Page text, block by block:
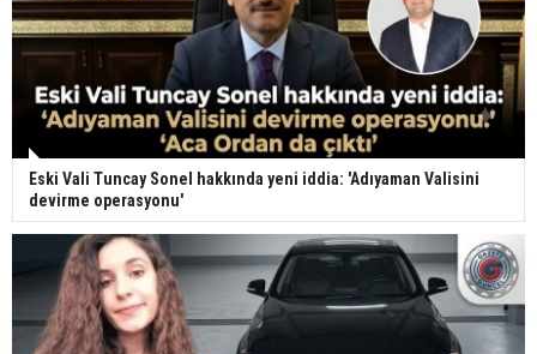
Eski Vali Tuncay Sonel hakkında yeni iddia: 'Adıyaman Valisini
devirme operasyonu'